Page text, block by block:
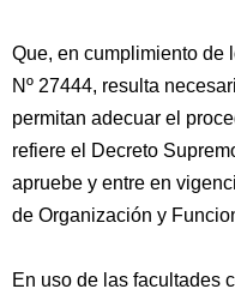
Que, en cumplimiento de
Nº 27444, resulta
permitan adecuar el
refiere el Decreto
apruebe y entre en
de Organización y
En uso de las facultades